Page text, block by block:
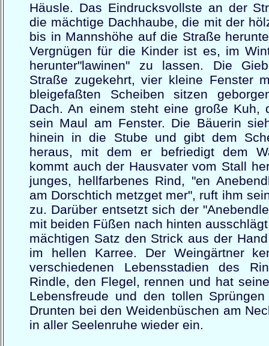
Häusle. Das Eindrucksvollste an der
die mächtige Dachhaube, die mit der
bis in Mannshöhe auf die Straße
Vergnügen für die Kinder ist es, im
herunter"lawinen" zu lassen. Die
Straße zugekehrt, vier kleine Fenster
bleigefaßten Scheiben sitzen
Dach. An einem steht eine große Kuh,
sein Maul am Fenster. Die Bäuerin
hinein in die Stube und gibt dem
heraus, mit dem er befriedigt dem
kommt auch der Hausvater vom Stall
junges, hellfarbenes Rind, "en
am Dorschtich metzget mer", ruft ihm
zu. Darüber entsetzt sich der
mit beiden Füßen nach hinten
mächtigen Satz den Strick aus der
im hellen Karree. Der Weingärtner
verschiedenen Lebensstadien des
Rindle, den Flegel, rennen und hat
Lebensfreude und den tollen
Drunten bei den Weidenbüschen am
in aller Seelenruhe wieder ein.